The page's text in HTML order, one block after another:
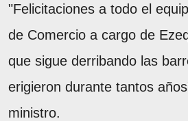
"Felicitaciones a todo el
de Comercio a cargo de
que sigue derribando las
erigieron durante tantos
ministro.